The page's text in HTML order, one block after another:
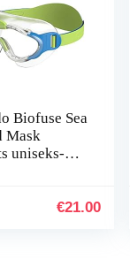
Biofuse Sea
Mask
uniseks-
€21.00